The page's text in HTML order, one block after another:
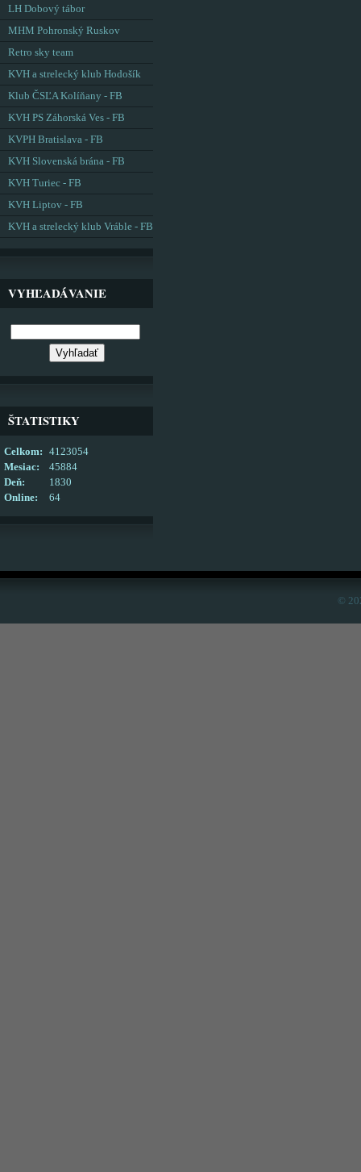
LH Dobový tábor
MHM Pohronský Ruskov
Retro sky team
KVH a strelecký klub Hodošík
Klub ČSĽA Kolíňany - FB
KVH PS Záhorská Ves - FB
KVPH Bratislava - FB
KVH Slovenská brána - FB
KVH Turiec - FB
KVH Liptov - FB
KVH a strelecký klub Vráble - FB
VYHĽADÁVANIE
ŠTATISTIKY
Online: 64
Celkom:
4123054
Mesiac:
45884
Deň:
1830
©